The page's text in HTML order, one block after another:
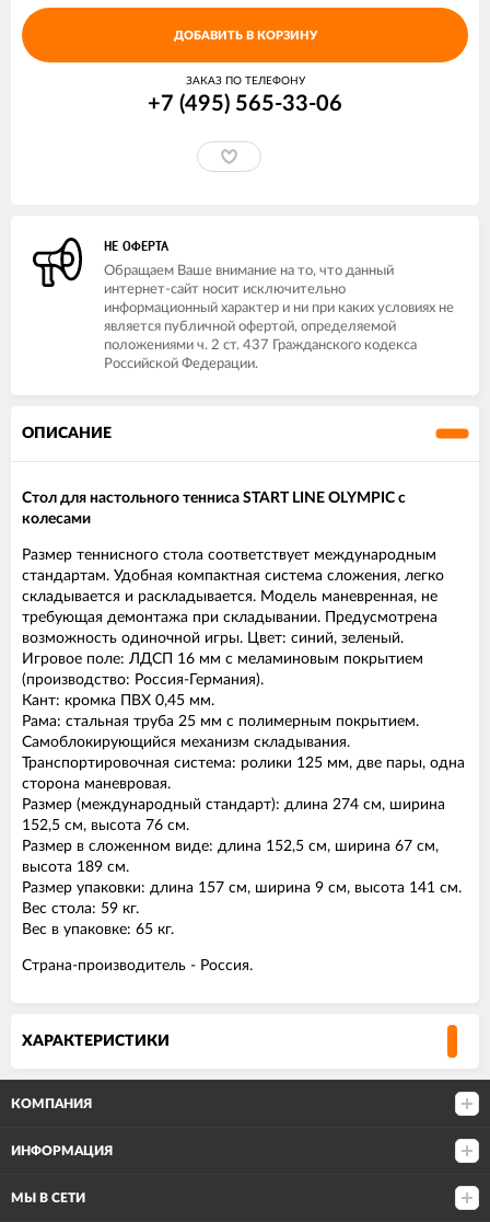
ДОБАВИТЬ В КОРЗИНУ
ЗАКАЗ ПО ТЕЛЕФОНУ
+7 (495) 565-33-06
НЕ ОФЕРТА
Обращаем Ваше внимание на то, что данный
интернет-сайт носит исключительно
информационный характер и ни при каких условиях не
является публичной офертой, определяемой
положениями ч. 2 ст. 437 Гражданского кодекса
Российской Федерации.
ОПИСАНИЕ
Стол для настольного тенниса START LINE OLYMPIC с
колесами
Размер теннисного стола соответствует международным
стандартам. Удобная компактная система сложения, легко
складывается и раскладывается. Модель маневренная, не
требующая демонтажа при складывании. Предусмотрена
возможность одиночной игры. Цвет: синий, зеленый.
Игровое поле: ЛДСП 16 мм с меламиновым покрытием
(производство: Россия-Германия).
Кант: кромка ПВХ 0,45 мм.
Рама: стальная труба 25 мм с полимерным покрытием.
Самоблокирующийся механизм складывания.
Транспортировочная система: ролики 125 мм, две пары, одна
сторона маневровая.
Размер (международный стандарт): длина 274 см, ширина
152,5 см, высота 76 см.
Размер в сложенном виде: длина 152,5 см, ширина 67 см,
высота 189 см.
Размер упаковки: длина 157 см, ширина 9 см, высота 141 см.
Вес стола: 59 кг.
Вес в упаковке: 65 кг.
Страна-производитель - Россия.
ХАРАКТЕРИСТИКИ
КОМПАНИЯ
ИНФОРМАЦИЯ
МЫ В СЕТИ